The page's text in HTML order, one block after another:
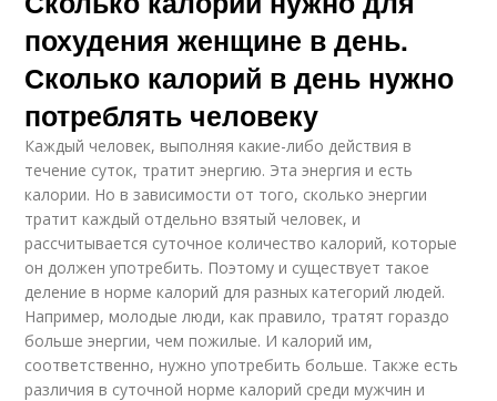
похудения женщине в день.
Сколько калорий в день нужно
потреблять человеку
Каждый человек, выполняя какие-либо действия в
течение суток, тратит энергию. Эта энергия и есть
калории. Но в зависимости от того, сколько энергии
тратит каждый отдельно взятый человек, и
рассчитывается суточное количество калорий, которые
он должен употребить. Поэтому и существует такое
деление в норме калорий для разных категорий людей.
Например, молодые люди, как правило, тратят гораздо
больше энергии, чем пожилые. И калорий им,
соответственно, нужно употребить больше. Также есть
различия в суточной норме калорий среди мужчин и